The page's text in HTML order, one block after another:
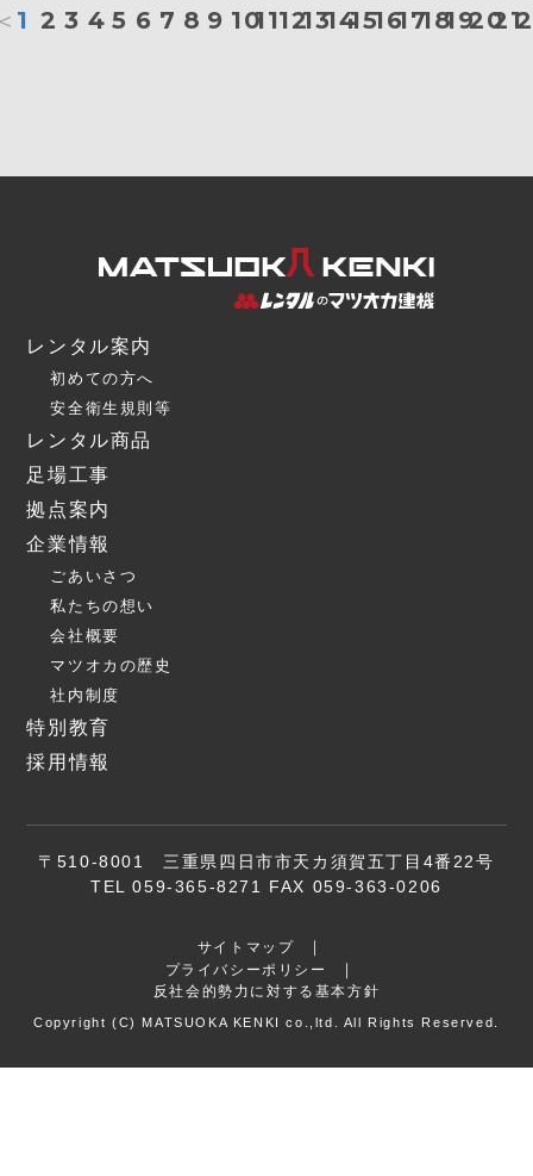
1 2 3 4 5 6 7 8 9 101112131415161718192021
レンタル案内
初めての方へ
安全衛生規則等
レンタル商品
足場工事
拠点案内
企業情報
ごあいさつ
私たちの想い
会社概要
マツオカの歴史
社内制度
特別教育
採用情報
〒510-8001 三重県四日市市天カ須賀五丁目4番22号
TEL 059-365-8271 FAX 059-363-0206
サイトマップ
プライバシーポリシー
反社会的勢力に対する基本方針
Copyright (C) MATSUOKA KENKI co.,ltd. All Rights Reserved.